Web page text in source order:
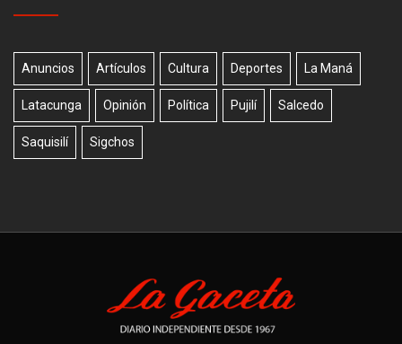
Anuncios Artículos Cultura Deportes La Maná
Latacunga Opinión Política Pujilí Salcedo
Saquisilí Sigchos